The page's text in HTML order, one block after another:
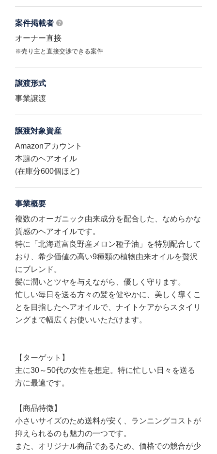
案件掲載者
オーナー直接
※売り主と直接交渉できる案件
譲渡形式
事業譲渡
譲渡対象資産
Amazonアカウント
本題のヘアオイル
(在庫分600個ほど)
事業概要
複数のオーガニック由来成分を配合した、なめらかな
質感のヘアオイルです。
特に「北海道富良野産メロン種子油」を特別配合して
おり、希少価値の高い9種類の植物由来オイルを贅沢
にブレンド。
髪に潤いとツヤを与えながら、優しく守ります。
忙しい毎日を送る方々の髪を健やかに、美しく導くこ
とを目指したヘアオイルで、ナイトケアからスタイリ
ングまで幅広くお使いいただけます。
【ターゲット】
主に30～50代の女性を想定。特に忙しい日々を送る
方に最適です。
【商品特徴】
小さいサイズのため送料が安く、ランニングコストが
抑えられるのも魅力の一つです。
また、オリジナル商品であるため、価格での競合が少